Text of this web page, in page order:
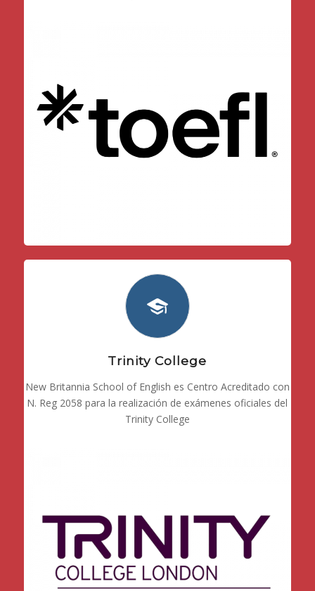
Trinity College
New Britannia School of English es Centro Acreditado con
N. Reg 2058 para la realización de exámenes oficiales del
Trinity College